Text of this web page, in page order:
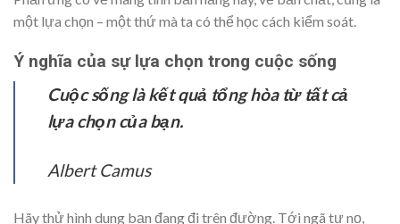
một lựa chọn – một thứ mà ta có thể học cách kiểm soát.
Ý nghĩa của sự lựa chọn trong cuộc sống
Cuộc sống là kết quả tổng hòa từ tất cả
lựa chọn của bạn.
Albert Camus
Hãy thử hình dung bạn đang đi trên đường. Tới ngã tư nọ,